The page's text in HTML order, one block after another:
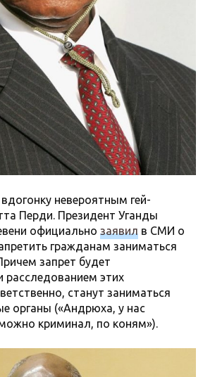
невероятным гей-
Перди. Президент Уганды
официально заявил в СМИ о
гражданам заниматься
запрет будет
этих
станут заниматься
органы («Андрюха, у нас
криминал, по коням»).